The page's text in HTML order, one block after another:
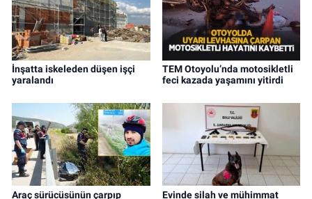
İnşatta iskeleden düşen işçi
yaralandı
TEM Otoyolu’nda motosikletli
feci kazada yaşamını yitirdi
Araç sürücüsünün çarpıp Evinde silah ve mühimmat